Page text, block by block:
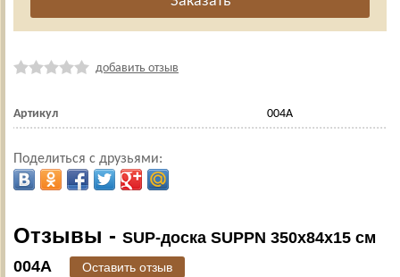
добавить отзыв
Артикул 004A
Поделиться с друзьями:
Отзывы - SUP-доска SUPPN 350x84x15 см
004A
Оставить отзыв